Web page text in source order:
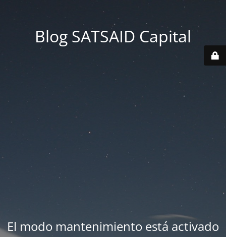
Blog SATSAID Capital
El modo mantenimiento está activado